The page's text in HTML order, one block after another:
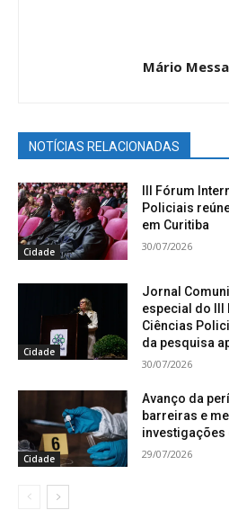
Mário
NOTÍCIAS RELACIONADAS
Cidade
III Fórum
Policiais
em Curitiba
30/07/2026
Cidade
Jornal
especial do III
Ciências
da pesquisa
30/07/2026
Cidade
Avanço da
barreiras e
29/07/2026